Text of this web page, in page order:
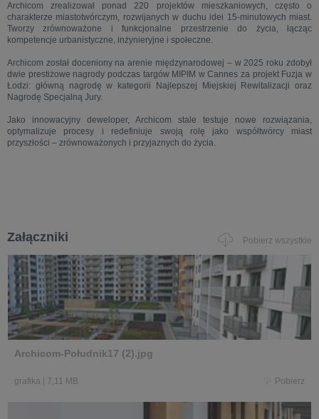
Archicom zrealizował ponad 220 projektów mieszkaniowych, często o
charakterze miastotwórczym, rozwijanych w duchu idei 15-minutowych miast.
Tworzy zrównoważone i funkcjonalne przestrzenie do życia, łącząc
kompetencje urbanistyczne, inżynieryjne i społeczne.
Archicom został doceniony na arenie międzynarodowej – w 2025 roku zdobył
dwie prestiżowe nagrody podczas targów MIPIM w Cannes za projekt Fuzja w
Łodzi: główną nagrodę w kategorii Najlepszej Miejskiej Rewitalizacji oraz
Nagrodę Specjalną Jury.
Jako innowacyjny deweloper, Archicom stale testuje nowe rozwiązania,
optymalizuje procesy i redefiniuje swoją rolę jako współtwórcy miast
przyszłości – zrównoważonych i przyjaznych do życia.
Załączniki Pobierz wszystkie
Archicom-Południk17 (2).jpg
grafika 7,11 MB Pobierz